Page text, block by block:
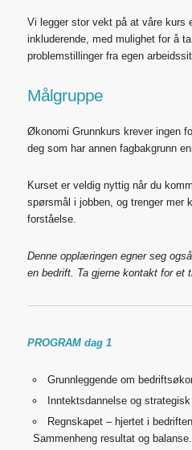
Vi legger stor vekt på at våre kurs
inkluderende, med mulighet for å
problemstillinger fra egen
Målgruppe
Økonomi Grunnkurs krever ingen
deg som har annen fagbakgrunn
Kurset er veldig nyttig når du
spørsmål i jobben, og trenger mer
forståelse.
Denne opplæringen egner seg
en bedrift. Ta gjerne kontakt for et
PROGRAM dag 1
Grunnleggende om
Inntektsdannelse og
Regnskapet – hjertet i
Sammenheng resultat og balanse.